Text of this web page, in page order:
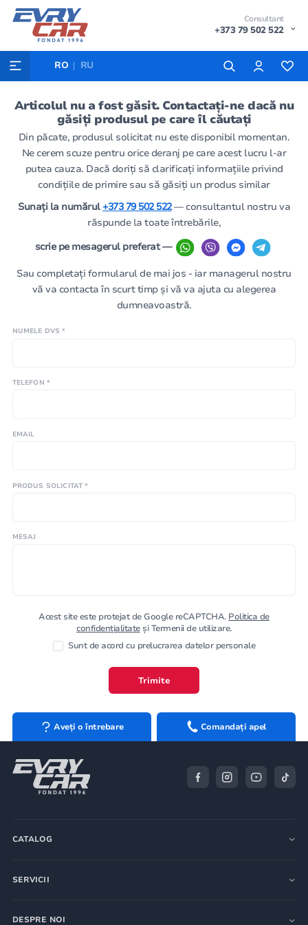
Consultant
+373 79 502 522
RO RU
Articolul nu a fost găsit. Contactați-ne dacă nu
găsiți produsul pe care îl căutați
Din păcate, produsul solicitat nu este disponibil momentan.
Ne cerem scuze pentru orice deranj pe care acest lucru l-ar
putea cauza. Dacă doriți să clarificați informațiile privind
condițiile de primire sau să găsiți un produs similar
Sunați la numărul+373 79 502 522— consultantul nostru va
răspunde la toate întrebările,
scrie pe mesagerul preferat —
Sau completați formularul de mai jos - iar managerul nostru
vă va contacta în scurt timp și vă va ajuta cu alegerea
dumneavoastră.
NUMELE DVS *
TELEFON *
EMAIL
PRODUS SOLICITAT *
MESAJ
Acest site este protejat de Google reCAPTCHA. Politica de
confidențialitateși Termenii de utilizare.
Sunt de acord cu prelucrarea datelor personale
Trimite
Aveți o întrebare Comandați apel
CATALOG
SERVICII
DESPRE NOI